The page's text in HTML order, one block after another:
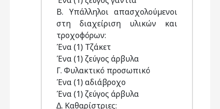
Β. Υπάλληλοι απασχολούµενοι
στη διαχείριση υλικών και
τροχοφόρων:
Ένα (1) Τζάκετ
Ένα (1) ζεύγος άρβυλα
Γ. Φυλακτικό προσωπικό
Ένα (1) αδιάβροχο
Ένα (1) ζεύγος άρβυλα
∆. Καθαρίστριες: